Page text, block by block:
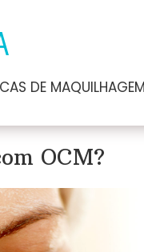
DE MAQUILHAGEM
OCM?